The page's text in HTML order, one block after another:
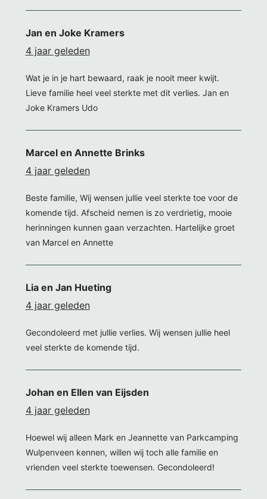
Jan en Joke Kramers
4 jaar geleden
Wat je in je hart bewaard, raak je nooit meer kwijt.
Lieve familie heel veel sterkte met dit verlies. Jan en
Joke Kramers Udo
Marcel en Annette Brinks
4 jaar geleden
Beste familie, Wij wensen jullie veel sterkte toe voor de
komende tijd. Afscheid nemen is zo verdrietig, mooie
herinningen kunnen gaan verzachten. Hartelijke groet
van Marcel en Annette
Lia en Jan Hueting
4 jaar geleden
Gecondoleerd met jullie verlies. Wij wensen jullie heel
veel sterkte de komende tijd.
Johan en Ellen van Eijsden
4 jaar geleden
Hoewel wij alleen Mark en Jeannette van Parkcamping
Wulpenveen kennen, willen wij toch alle familie en
vrienden veel sterkte toewensen. Gecondoleerd!